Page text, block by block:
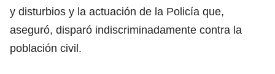
y disturbios y la actuación de la Policía que,
aseguró, disparó indiscriminadamente contra la
población civil.